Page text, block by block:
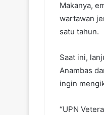
Makanya,
wartawan
satu tahun.
Saat ini,
Anambas
ingin
“UPN